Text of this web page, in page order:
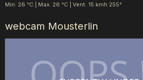
Min: 26 °C | Max: 26 °C | Vent: 15 kmh 255°
webcam Mousterlin